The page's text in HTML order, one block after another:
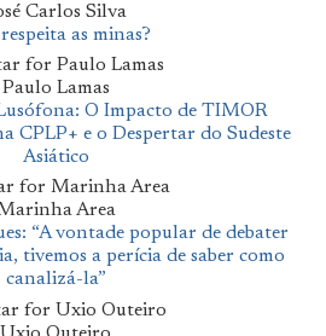
Carlos Silva
as minas?
Paulo Lamas
O Impacto de TIMOR
CPLP+ e o Despertar do Sudeste
Asiático
Area
“A vontade popular de debater
tivemos a perícia de saber como
canalizá-la”